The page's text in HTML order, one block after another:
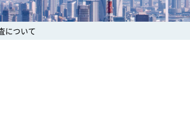
ン
種一覧
会員ページ
について